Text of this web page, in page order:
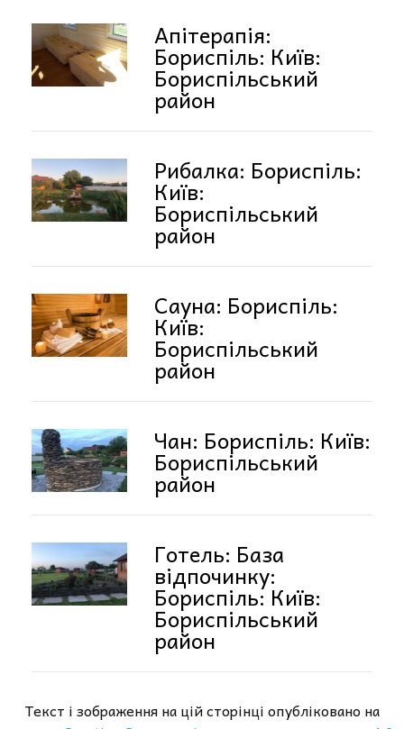
Апітерапія:
Бориспіль: Київ:
Бориспільський
район
Рибалка: Бориспіль:
Київ:
Бориспільський
район
Сауна: Бориспіль:
Київ:
Бориспільський
район
Чан: Бориспіль: Київ:
Бориспільський
район
Готель: База
відпочинку:
Бориспіль: Київ:
Бориспільський
район
Текст і зображення на цій сторінці опубліковано на